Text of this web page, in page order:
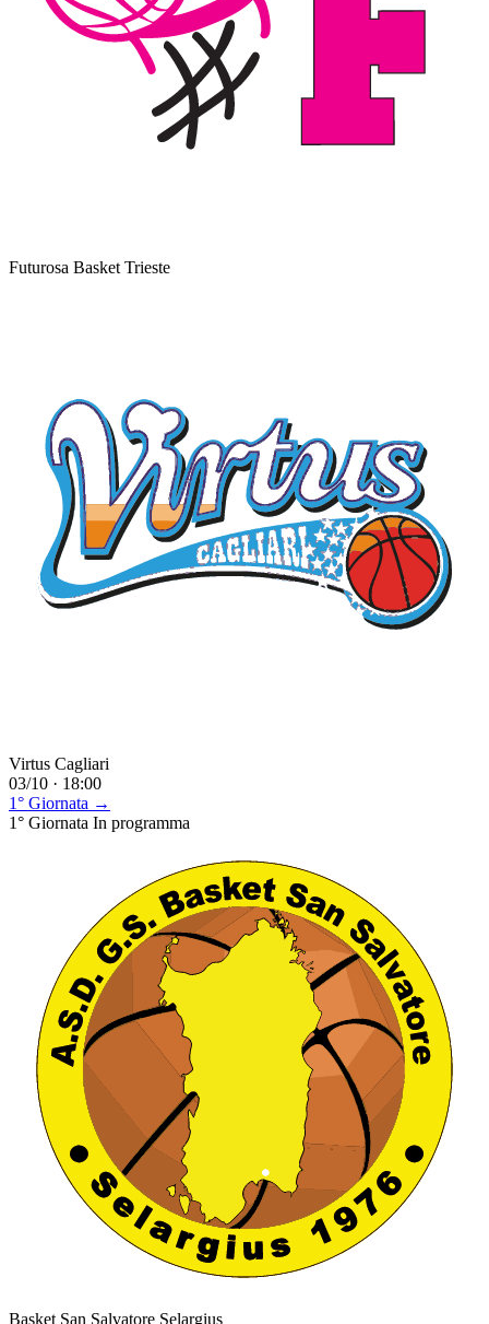
Futurosa Basket Trieste
Virtus Cagliari
03/10 · 18:00
1° Giornata →
1° Giornata In programma
Basket San Salvatore Selargius